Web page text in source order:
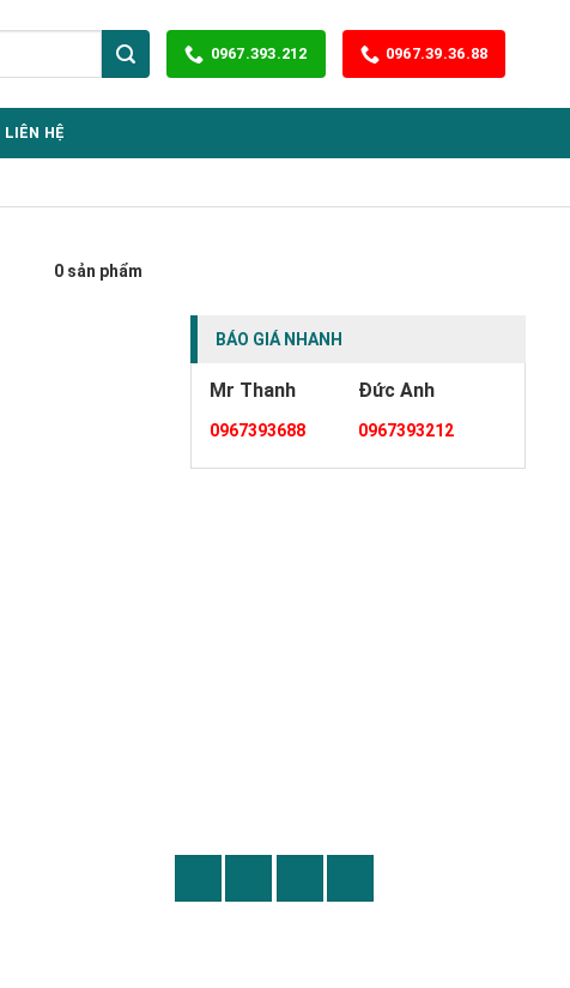
0967.393.212 0967.39.36.88
LIÊN HỆ
BÁO GIÁ NHANH
Mr Thanh
0967393688
Đức Anh
0967393212
0 sản phẩm